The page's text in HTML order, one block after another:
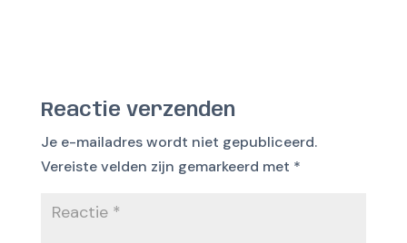
Reactie verzenden
Je e-mailadres wordt niet gepubliceerd.
Vereiste velden zijn gemarkeerd met *